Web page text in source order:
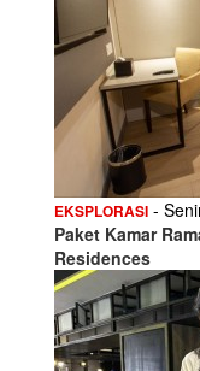
EKSPLORASI -
Paket Kamar
Residences